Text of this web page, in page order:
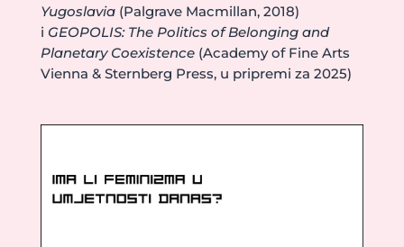
Yugoslavia(Palgrave Macmillan, 2018)
i GEOPOLIS: The Politics of Belonging and
Planetary Coexistence(Academy of Fine Arts
Vienna & Sternberg Press, u pripremi za 2025)